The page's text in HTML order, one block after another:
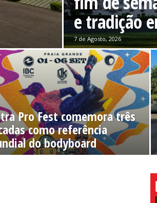
e tradição
7 de Agosto, 2026
Pro Fest comemora três
como referência
do bodyboard